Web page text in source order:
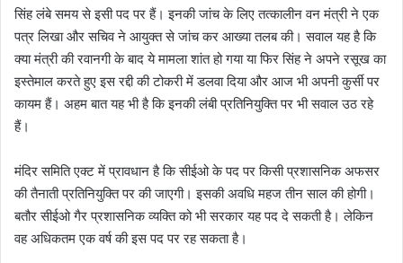
सिंह लंबे समय से इसी पद पर हैं। इनकी जांच के लिए तत्कालीन वन मंत्री ने एक
पत्र लिखा और सचिव ने आयुक्त से जांच कर आख्या तलब की। सवाल यह है कि
क्या मंत्री की रवानगी के बाद ये मामला शांत हो गया या फिर सिंह ने अपने रसूख का
इस्तेमाल करते हुए इस रद्दी की टोकरी में डलवा दिया और आज भी अपनी कुर्सी पर
कायम हैं। अहम बात यह भी है कि इनकी लंबी प्रतिनियुक्ति पर भी सवाल उठ रहे
हैं।
मंदिर समिति एक्ट में प्रावधान है कि सीईओ के पद पर किसी प्रशासनिक अफसर
की तैनाती प्रतिनियुक्ति पर की जाएगी। इसकी अवधि महज तीन साल की होगी।
बतौर सीईओ गैर प्रशासनिक व्यक्ति को भी सरकार यह पद दे सकती है। लेकिन
वह अधिकतम एक वर्ष की इस पद पर रह सकता है।